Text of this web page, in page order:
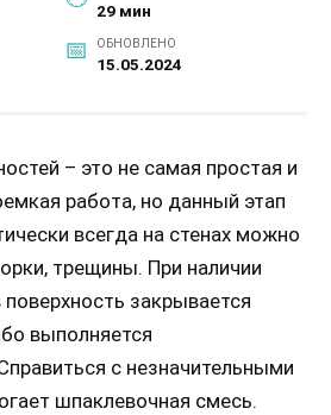
29 мин
ОБНОВЛЕНО
15.05.2024
– это не самая простая и
работа, но данный этап
всегда на стенах можно
трещины. При наличии
закрывается
выполняется
с незначительными
шпаклевочная смесь.